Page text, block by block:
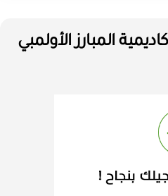
المبارز الأولمبي